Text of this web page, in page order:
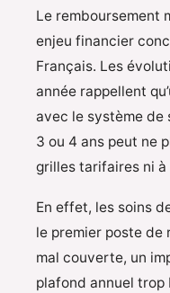
Le remboursement
enjeu financier
Français. Les
année rappellent
avec le système de
3 ou 4 ans peut ne
grilles tarifaires ni
En effet, les soins
le premier poste de
mal couverte, un
plafond annuel